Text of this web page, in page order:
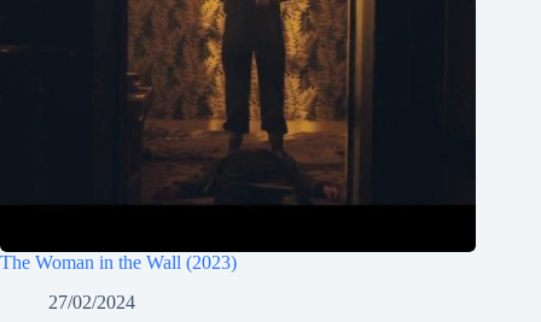
The Woman in the Wall (2023)
27/02/2024